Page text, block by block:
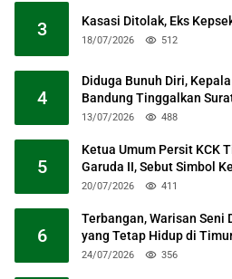
3 Kasasi Ditolak, Eks
18/07/2026 512
4
Diduga Bunuh Diri,
Bandung Tinggalkan
13/07/2026 488
5
Ketua Umum Persit KCK
Garuda II, Sebut Simbol
20/07/2026 411
6
Terbangan, Warisan Seni
yang Tetap Hidup di
24/07/2026 356